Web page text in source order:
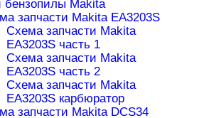
бензопилы Makita
запчасти Makita EA3203S
Схема запчасти Makita
EA3203S часть 1
Схема запчасти Makita
EA3203S часть 2
Схема запчасти Makita
EA3203S карбюратор
запчасти Makita DCS34